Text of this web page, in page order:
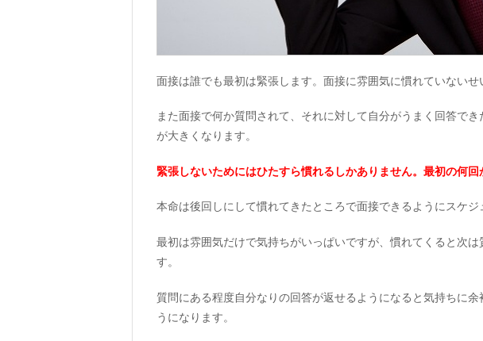
面接は誰でも最初は緊張します。面接に雰囲気に慣れていないせ
また面接で何か質問されて、それに対して自分がうまく回答で
が大きくなります。
緊張しないためにはひたすら慣れるしかありません。最初の何回
本命は後回しにして慣れてきたところで面接できるようにスケジ
最初は雰囲気だけで気持ちがいっぱいですが、慣れてくると次
す。
質問にある程度自分なりの回答が返せるようになると気持ちに
うになります。